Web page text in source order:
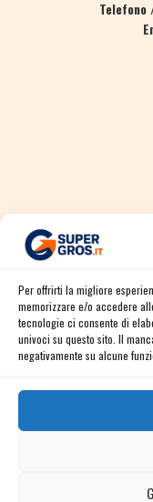
Per offrirti la migliore
memorizzare e/o accedere
tecnologie ci consente di
univoci su questo sito. Il
negativamente su alcune
Telefono